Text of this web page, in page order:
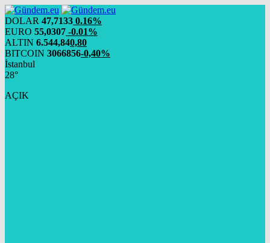
DOLAR 47,7133 0.16%
EURO 55,0307 -0.01%
ALTIN 6.544,840,80
BITCOIN 3066856-0,40%
İstanbul
28°
AÇIK